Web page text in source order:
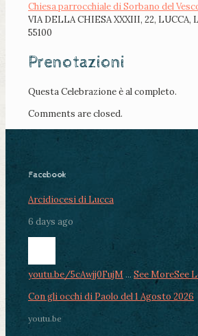
Chiesa parrocchiale di Sorbano del
VIA DELLA CHIESA XXXIII, 22, LUCCA,
55100
Prenotazioni
Questa Celebrazione è al completo.
Comments are closed.
Facebook
Arcidiocesi di Lucca
6 days ago
youtu.be/5cAwjj0FujM ... See MoreSee
Con gli occhi di Paolo del 1 Agosto 2026
youtu.be